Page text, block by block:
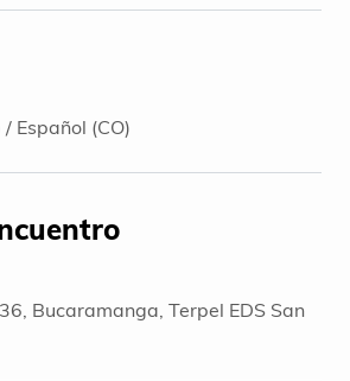
Español (CO)
Bucaramanga, Terpel EDS San